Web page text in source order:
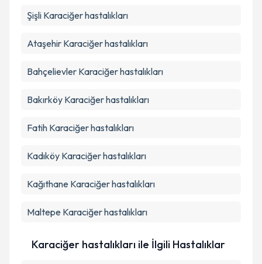
Şişli Karaciğer hastalıkları
Ataşehir Karaciğer hastalıkları
Bahçelievler Karaciğer hastalıkları
Bakırköy Karaciğer hastalıkları
Fatih Karaciğer hastalıkları
Kadıköy Karaciğer hastalıkları
Kağıthane Karaciğer hastalıkları
Maltepe Karaciğer hastalıkları
Karaciğer hastalıkları ile İlgili Hastalıklar